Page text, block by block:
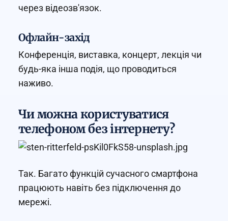
через відеозв'язок.
Офлайн-захід
Конференція, виставка, концерт, лекція чи
будь-яка інша подія, що проводиться
наживо.
Чи можна користуватися
телефоном без інтернету?
Так. Багато функцій сучасного смартфона
працюють навіть без підключення до
мережі.